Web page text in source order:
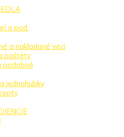
a pod.
a nakladané veci
paštéty
podobné
jednohubky